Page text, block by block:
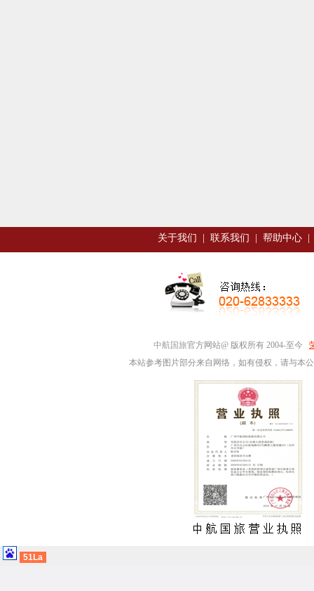
关于我们 联系我们 帮助中心
中航国旅官方网站@ 版权所有 2004-至今
本站参考图片部分来自网络，如有侵权，请与本
51La